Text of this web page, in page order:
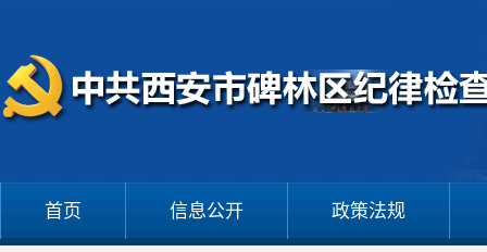
首页 信息公开 政策法规